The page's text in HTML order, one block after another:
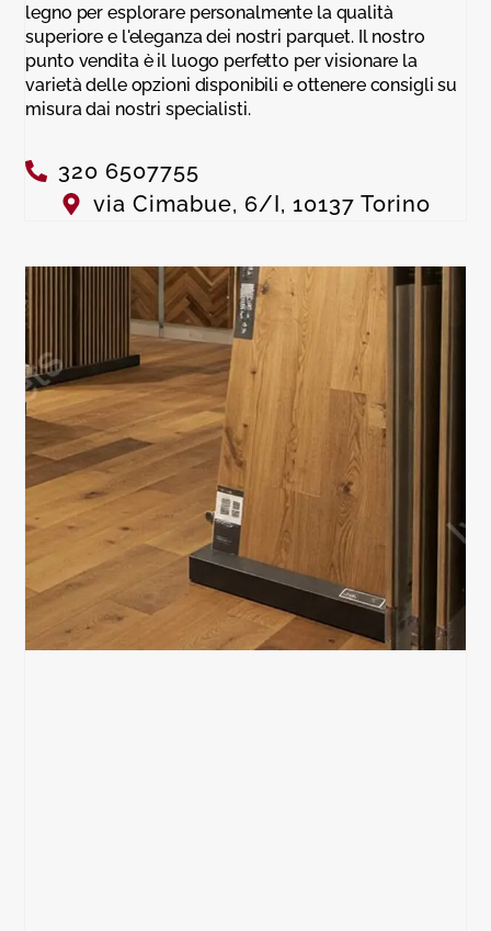
legno per esplorare personalmente la qualità
superiore e l'eleganza dei nostri parquet. Il nostro
punto vendita è il luogo perfetto per visionare la
varietà delle opzioni disponibili e ottenere consigli su
misura dai nostri specialisti.
320 6507755
via Cimabue, 6/I, 10137 Torino